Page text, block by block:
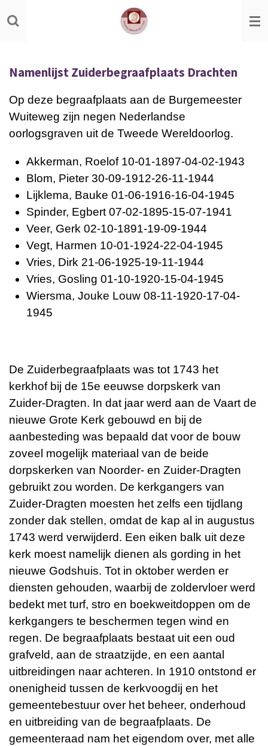
Ga
direct
hoofdinhoud
Namenlijst Zuiderbegraafplaats Drachten
Op deze begraafplaats aan de Burgemeester
Wuiteweg zijn negen Nederlandse
oorlogsgraven uit de Tweede Wereldoorlog.
Akkerman, Roelof 10-01-1897-04-02-1943
Blom, Pieter 30-09-1912-26-11-1944
Lijklema, Bauke 01-06-1916-16-04-1945
Spinder, Egbert 07-02-1895-15-07-1941
Veer, Gerk 02-10-1891-19-09-1944
Vegt, Harmen 10-01-1924-22-04-1945
Vries, Dirk 21-06-1925-19-11-1944
Vries, Gosling 01-10-1920-15-04-1945
Wiersma, Jouke Louw 08-11-1920-17-04-
1945
De Zuiderbegraafplaats was tot 1743 het
kerkhof bij de 15e eeuwse dorpskerk van
Zuider-Dragten. In dat jaar werd aan de Vaart de
nieuwe Grote Kerk gebouwd en bij de
aanbesteding was bepaald dat voor de bouw
zoveel mogelijk materiaal van de beide
dorpskerken van Noorder- en Zuider-Dragten
gebruikt zou worden. De kerkgangers van
Zuider-Dragten moesten het zelfs een tijdlang
zonder dak stellen, omdat de kap al in augustus
1743 werd verwijderd. Een eiken balk uit deze
kerk moest namelijk dienen als gording in het
nieuwe Godshuis. Tot in oktober werden er
diensten gehouden, waarbij de zoldervloer werd
bedekt met turf, stro en boekweitdoppen om de
kerkgangers te beschermen tegen wind en
regen. De begraafplaats bestaat uit een oud
grafveld, aan de straatzijde, en een aantal
uitbreidingen naar achteren. In 1910 ontstond er
onenigheid tussen de kerkvoogdij en het
gemeentebestuur over het beheer, onderhoud
en uitbreiding van de begraafplaats. De
gemeenteraad nam het eigendom over, met alle